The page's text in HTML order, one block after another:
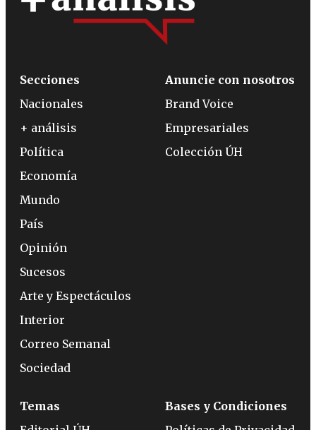
Secciones
Nacionales
+ análisis
Política
Economía
Mundo
País
Opinión
Sucesos
Arte y Espectáculos
Interior
Correo Semanal
Sociedad
Anuncie con nosotros
Brand Voice
Empresariales
Colección ÚH
Temas
Bases y Condiciones